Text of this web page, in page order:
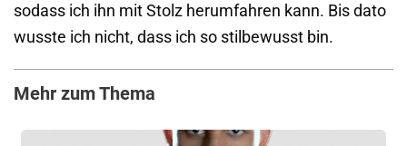
sodass ich ihn mit Stolz herumfahren kann. Bis dato
wusste ich nicht, dass ich so stilbewusst bin.
Mehr zum Thema